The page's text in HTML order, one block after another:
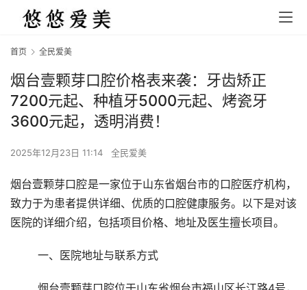
首页 全民爱美
烟台壹颗芽口腔价格表来袭：牙齿矫正
7200元起、种植牙5000元起、烤瓷牙
3600元起，透明消费！
2025年12月23日 11:14 全民爱美
烟台壹颗芽口腔是一家位于山东省烟台市的口腔医疗机构，
致力于为患者提供详细、优质的口腔健康服务。以下是对该
医院的详细介绍，包括项目价格、地址及医生擅长项目。
	一、医院地址与联系方式